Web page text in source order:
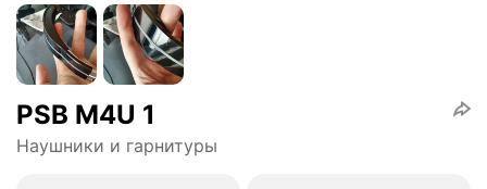
PSB M4U 1
Наушники и гарнитуры